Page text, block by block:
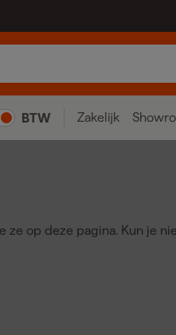
BTW Zakelijk
ze op deze pagina. Kun je